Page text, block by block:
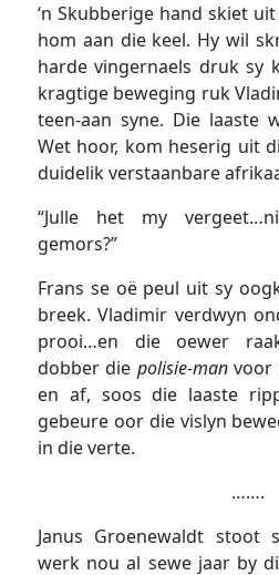
‘n Skubberige hand skiet
hom aan die keel. Hy wil
harde vingernaels druk sy
kragtige beweging ruk
teen-aan syne. Die laaste
Wet hoor, kom heserig uit
duidelik verstaanbare
“Julle het my
gemors?”
Frans se oë peul uit sy
breek. Vladimir verdwyn
prooi…en die oewer
dobber die polisie-manvoor
en af, soos die laaste
gebeure oor die vislyn
in die verte.
…….
Janus Groenewaldt stoot
werk nou al sewe jaar by